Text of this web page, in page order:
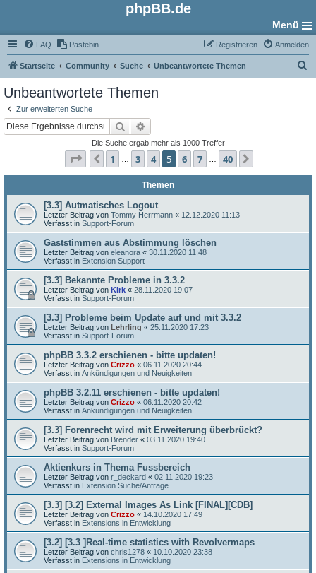
phpBB.de
Menü
FAQ Pastebin Anmelden
Registrieren
Startseite Community Suche Unbeantwortete Themen
Unbeantwortete Themen
Zur erweiterten Suche
Suche
Die Suche ergab mehr als 1000 Treffer
Seite 5von 40
Vorherige
1 3 4 5 6 7 40
Themen
[3.3] Autmatisches Logout
Letzter Beitrag von Tommy Herrmann « 12.12.2020 11:13
Verfasst in Support-Forum
Gaststimmen aus Abstimmung löschen
Letzter Beitrag von eleanora « 30.11.2020 11:48
Verfasst in Extension Support
[3.3] Bekannte Probleme in 3.3.2
Letzter Beitrag von Kirk « 28.11.2020 19:07
Verfasst in Support-Forum
[3.3] Probleme beim Update auf und mit 3.3.2
Letzter Beitrag von Lehrling « 25.11.2020 17:23
Verfasst in Support-Forum
phpBB 3.3.2 erschienen - bitte updaten!
Letzter Beitrag von Crizzo « 06.11.2020 20:44
Verfasst in Ankündigungen und Neuigkeiten
phpBB 3.2.11 erschienen - bitte updaten!
Letzter Beitrag von Crizzo « 06.11.2020 20:42
Verfasst in Ankündigungen und Neuigkeiten
[3.3] Forenrecht wird mit Erweiterung überbrückt?
Letzter Beitrag von Brender « 03.11.2020 19:40
Verfasst in Support-Forum
Aktienkurs in Thema Fussbereich
Letzter Beitrag von r_deckard « 02.11.2020 19:23
Verfasst in Extension Suche/Anfrage
[3.3] [3.2] External Images As Link [FINAL][CDB]
Letzter Beitrag von Crizzo « 14.10.2020 17:49
Verfasst in Extensions in Entwicklung
[3.2] [3.3 ]Real-time statistics with Revolvermaps
Letzter Beitrag von chris1278 « 10.10.2020 23:38
Verfasst in Extensions in Entwicklung